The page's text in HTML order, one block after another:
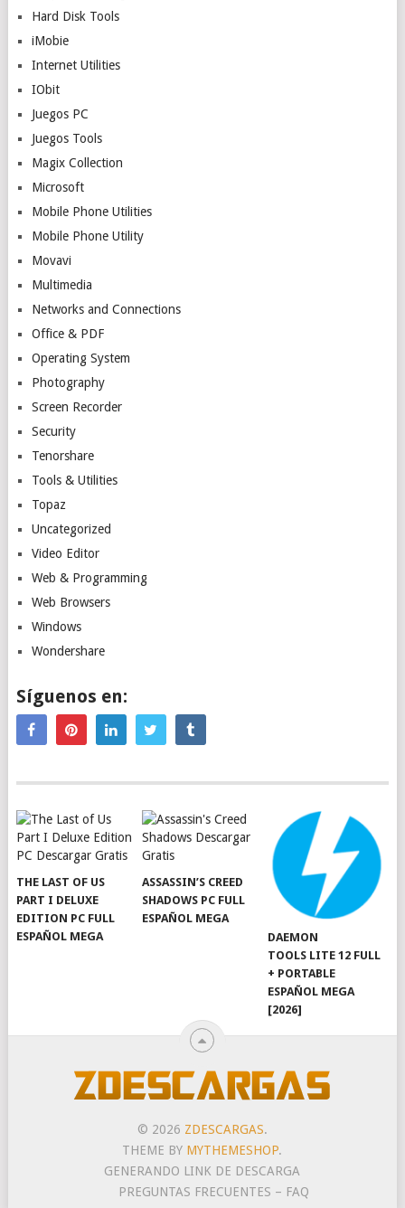
Hard Disk Tools
iMobie
Internet Utilities
IObit
Juegos PC
Juegos Tools
Magix Collection
Microsoft
Mobile Phone Utilities
Mobile Phone Utility
Movavi
Multimedia
Networks and Connections
Office & PDF
Operating System
Photography
Screen Recorder
Security
Tenorshare
Tools & Utilities
Topaz
Uncategorized
Video Editor
Web & Programming
Web Browsers
Windows
Wondershare
Síguenos en:
THE LAST OF US
PART I DELUXE
EDITION PC FULL
ESPAÑOL MEGA
ASSASSIN’S CREED
SHADOWS PC FULL
ESPAÑOL MEGA
DAEMON
TOOLS LITE 12 FULL
+ PORTABLE
ESPAÑOL MEGA
[2026]
© 2026 ZDESCARGAS.
THEME BY MYTHEMESHOP.
GENERANDO LINK DE DESCARGA
PREGUNTAS FRECUENTES – FAQ